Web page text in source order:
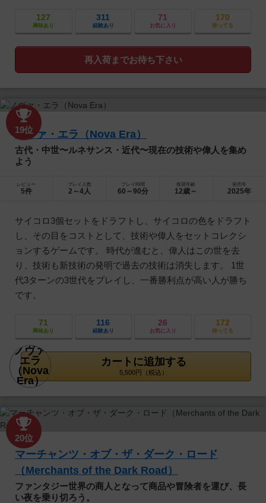
127
興味あり
311
経験あり
71
お気に入り
170
持ってる
再入荷までお待ち下さい
19位
ノヴァ・エラ（Nova Era）
古代・中世〜ルネサンス・近代〜現在の技術や偉人を集め
よう
レビュー
5件
プレイ人数
2～4人
プレイ時間
60～90分
推奨年齢
12歳～
発売年
2025年
サイコロ3個セットをドラフトし、サイコロの色をドラフト
し、その目をコストとして、技術や偉人をセットコレクシ
ョンするゲームです。 時代が進むと、偉人はこの世を去
り、技術も新技術の発明で過去の技術は消失します。 1世
代3ターンの3世代をプレイし、一番勝利点が高い人が勝ち
です。
71
興味あり
116
経験あり
26
お気に入り
172
持ってる
カートに追加する
5,500円（税込）
20位
マーチャンツ・オブ・ザ・ダーク・ロード
（Merchants of the Dark Road）
ファンタジー世界の商人となって商品や冒険者を運び、長
い夜を乗り切ろう。